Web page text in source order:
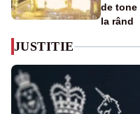
de tone
la rând
JUSTITIE